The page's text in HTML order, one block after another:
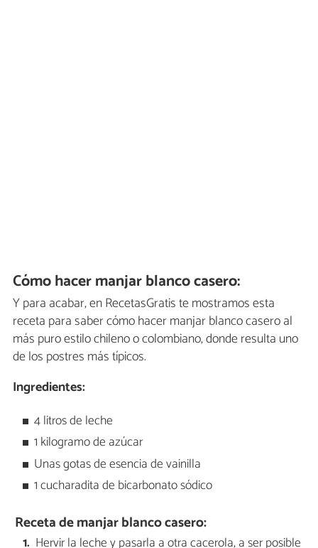
Cómo hacer manjar blanco casero:
Y para acabar, en RecetasGratis te mostramos esta
receta para saber cómo hacer manjar blanco casero al
más puro estilo chileno o colombiano, donde resulta uno
de los postres más típicos.
Ingredientes:
4 litros de leche
1 kilogramo de azúcar
Unas gotas de esencia de vainilla
1 cucharadita de bicarbonato sódico
Receta de manjar blanco casero:
Hervir la leche y pasarla a otra cacerola, a ser posible